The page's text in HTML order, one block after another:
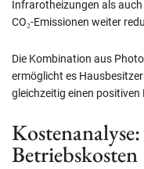
Infrarotheizungen als
CO₂-Emissionen weiter
Die Kombination aus
ermöglicht es
gleichzeitig einen
Betriebskosten